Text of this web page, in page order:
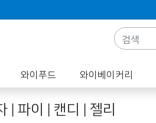
와이푸드 와이베이커리
| 파이 | 캔디 | 젤리